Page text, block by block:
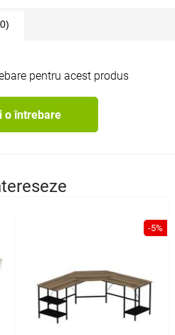
pentru acest produs
o întrebare
-5%